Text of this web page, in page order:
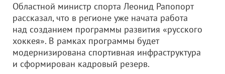
Областной министр спорта Леонид Рапопорт
рассказал, что в регионе уже начата работа
над созданием программы развития «русского
хоккея». В рамках программы будет
модернизирована спортивная инфраструктура
и сформирован кадровый резерв.